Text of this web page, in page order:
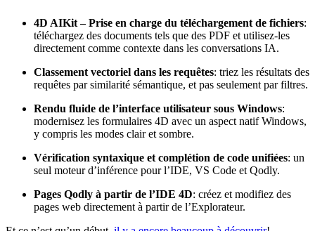
4D AIKit – Prise en charge du téléchargement de fichiers:
téléchargez des documents tels que des PDF et utilisez-les
directement comme contexte dans les conversations IA.
Classement vectoriel dans les requêtes: triez les résultats des
requêtes par similarité sémantique, et pas seulement par filtres.
Rendu fluide de l’interface utilisateur sous Windows:
modernisez les formulaires 4D avec un aspect natif Windows,
y compris les modes clair et sombre.
Vérification syntaxique et complétion de code unifiées: un
seul moteur d’inférence pour l’IDE, VS Code et Qodly.
Pages Qodly à partir de l’IDE 4D: créez et modifiez des
pages web directement à partir de l’Explorateur.